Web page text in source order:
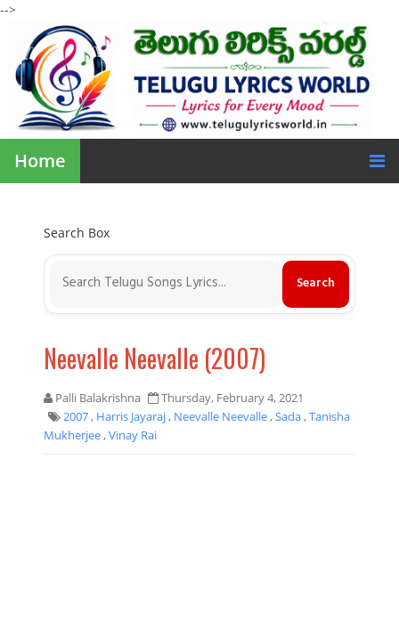
-->
Home
Search Box
Neevalle Neevalle (2007)
Palli Balakrishna
Thursday, February 4, 2021
2007, Harris Jayaraj, Neevalle Neevalle,Sada,Tanisha
Mukherjee,Vinay Rai